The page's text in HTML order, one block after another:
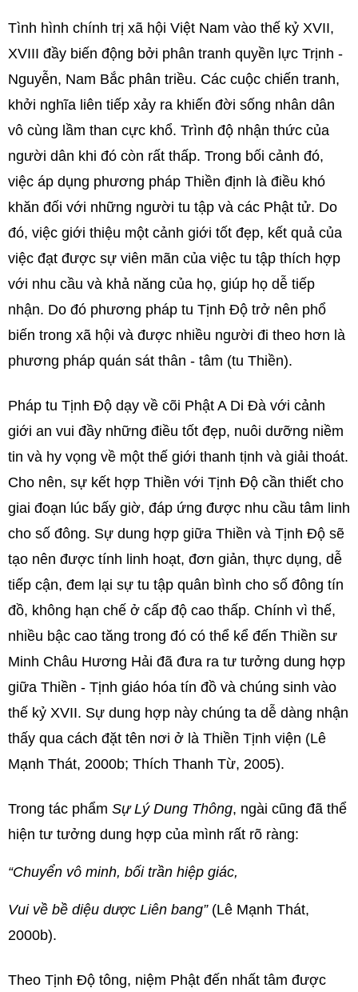
Tình hình chính trị xã hội Việt Nam vào thế kỷ XVII,
XVIII đầy biến động bởi phân tranh quyền lực Trịnh -
Nguyễn, Nam Bắc phân triều. Các cuộc chiến tranh,
khởi nghĩa liên tiếp xảy ra khiến đời sống nhân dân
vô cùng lầm than cực khổ. Trình độ nhận thức của
người dân khi đó còn rất thấp. Trong bối cảnh đó,
việc áp dụng phương pháp Thiền định là điều khó
khăn đối với những người tu tập và các Phật tử. Do
đó, việc giới thiệu một cảnh giới tốt đẹp, kết quả của
việc đạt được sự viên mãn của việc tu tập thích hợp
với nhu cầu và khả năng của họ, giúp họ dễ tiếp
nhận. Do đó phương pháp tu Tịnh Độ trở nên phổ
biến trong xã hội và được nhiều người đi theo hơn là
phương pháp quán sát thân - tâm (tu Thiền).
Pháp tu Tịnh Độ dạy về cõi Phật A Di Đà với cảnh
giới an vui đầy những điều tốt đẹp, nuôi dưỡng niềm
tin và hy vọng về một thế giới thanh tịnh và giải thoát.
Cho nên, sự kết hợp Thiền với Tịnh Độ cần thiết cho
giai đoạn lúc bấy giờ, đáp ứng được nhu cầu tâm linh
cho số đông. Sự dung hợp giữa Thiền và Tịnh Độ sẽ
tạo nên được tính linh hoạt, đơn giản, thực dụng, dễ
tiếp cận, đem lại sự tu tập quân bình cho số đông tín
đồ, không hạn chế ở cấp độ cao thấp. Chính vì thế,
nhiều bậc cao tăng trong đó có thể kể đến Thiền sư
Minh Châu Hương Hải đã đưa ra tư tưởng dung hợp
giữa Thiền - Tịnh giáo hóa tín đồ và chúng sinh vào
thế kỷ XVII. Sự dung hợp này chúng ta dễ dàng nhận
thấy qua cách đặt tên nơi ở là Thiền Tịnh viện (Lê
Mạnh Thát, 2000b; Thích Thanh Từ, 2005).
Trong tác phẩm Sự Lý Dung Thông, ngài cũng đã thể
hiện tư tưởng dung hợp của mình rất rõ ràng:
“Chuyển vô minh, bối trần hiệp giác,
Vui về bề diệu dược Liên bang” (Lê Mạnh Thát,
2000b).
Theo Tịnh Độ tông, niệm Phật đến nhất tâm được